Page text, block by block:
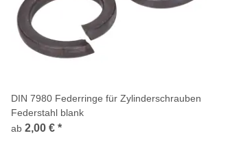
DIN 7980 Federringe für Zylinderschrauben
Federstahl blank
ab 2,00 € *